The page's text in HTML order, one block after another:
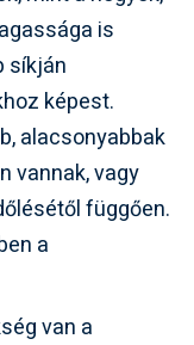
is
síkján
képest.
alacsonyabbak
vannak, vagy
függően.
a
van a